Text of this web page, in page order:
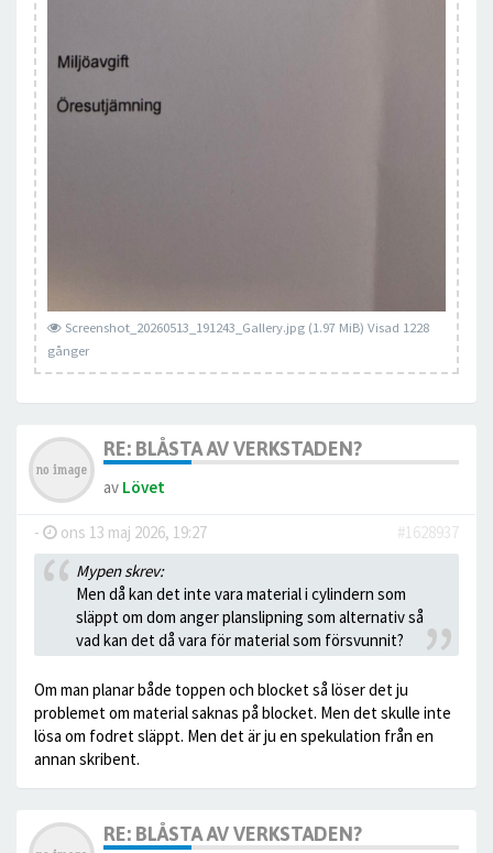
Screenshot_20260513_191243_Gallery.jpg (1.97 MiB) Visad 1228
gånger
RE: BLÅSTA AV VERKSTADEN?
av Lövet
- ons 13 maj 2026, 19:27
#1628937
Mypen skrev:
Men då kan det inte vara material i cylindern som
släppt om dom anger planslipning som alternativ så
vad kan det då vara för material som försvunnit?
Om man planar både toppen och blocket så löser det ju
problemet om material saknas på blocket. Men det skulle inte
lösa om fodret släppt. Men det är ju en spekulation från en
annan skribent.
RE: BLÅSTA AV VERKSTADEN?